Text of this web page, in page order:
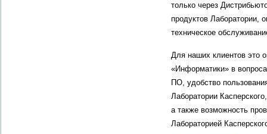
только через
продуктов Лаборатории,
техническое
Для наших клиентов это
«Информатики» в
ПО, удобство
Лаборатории
а также возможность
Лабораторией